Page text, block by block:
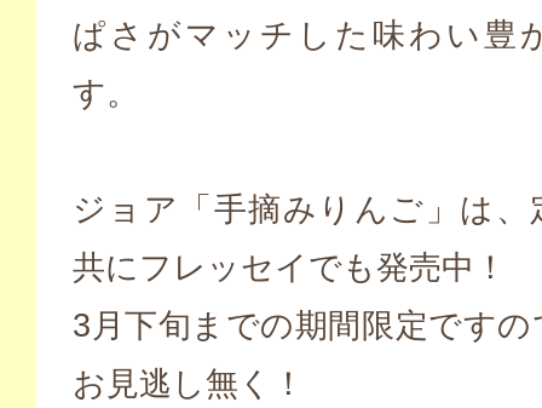
ぱさがマッチした味わい豊
す。
ジョア「手摘みりんご」は、
共にフレッセイでも発売中！
3月下旬までの期間限定です
お見逃し無く！